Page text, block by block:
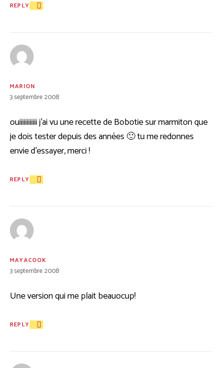
REPLY
MARION
3 septembre 2008
ouiiiiiiiiiiii j’ai vu une recette de Bobotie sur marmiton que
je dois tester depuis des années 🙂 tu me redonnes
envie d’essayer, merci !
REPLY
MAYACOOK
3 septembre 2008
Une version qui me plait beauocup!
REPLY